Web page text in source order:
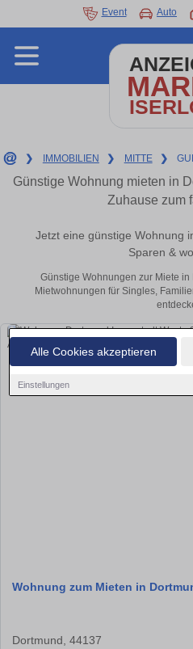
Alle Cookies akzeptieren
Einstellungen
Event Auto
❯ IMMOBILIEN ❯ MITTE ❯
Günstige Wohnung mieten in
Zuhause zum
Jetzt eine günstige Wohnung
Sparen &
Günstige Wohnungen zur Miete
Mietwohnungen für Singles,
Wohnung zum Mieten in
Dortmund, 44137